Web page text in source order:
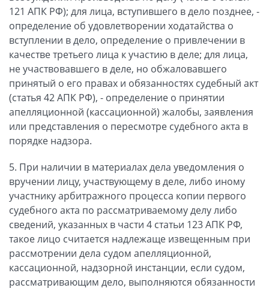
121 АПК РФ); для лица, вступившего в дело позднее, -
определение об удовлетворении ходатайства о
вступлении в дело, определение о привлечении в
качестве третьего лица к участию в деле; для лица,
не участвовавшего в деле, но обжаловавшего
принятый о его правах и обязанностях судебный акт
(статья 42 АПК РФ), - определение о принятии
апелляционной (кассационной) жалобы, заявления
или представления о пересмотре судебного акта в
порядке надзора.
5. При наличии в материалах дела уведомления о
вручении лицу, участвующему в деле, либо иному
участнику арбитражного процесса копии первого
судебного акта по рассматриваемому делу либо
сведений, указанных в части 4 статьи 123 АПК РФ,
такое лицо считается надлежаще извещенным при
рассмотрении дела судом апелляционной,
кассационной, надзорной инстанции, если судом,
рассматривающим дело, выполняются обязанности